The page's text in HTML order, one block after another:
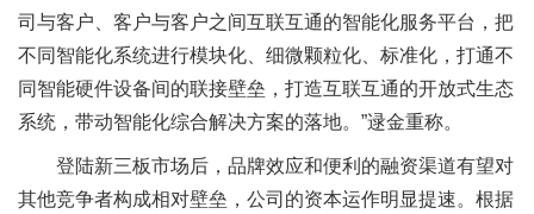
司与客户、客户与客户之间互联互通的智能化服务平台，把
不同智能化系统进行模块化、细微颗粒化、标准化，打通不
同智能硬件设备间的联接壁垒，打造互联互通的开放式生态
系统，带动智能化综合解决方案的落地。”逯金重称。
登陆新三板市场后，品牌效应和便利的融资渠道有望对
其他竞争者构成相对壁垒，公司的资本运作明显提速。根据